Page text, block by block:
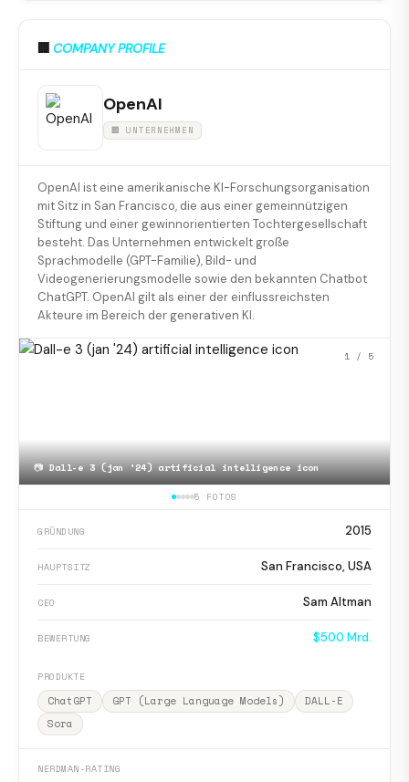
COMPANY PROFILE
OpenAI
🏢 UNTERNEHMEN
OpenAI ist eine amerikanische KI-Forschungsorganisation
mit Sitz in San Francisco, die aus einer gemeinnützigen
Stiftung und einer gewinnorientierten Tochtergesellschaft
besteht. Das Unternehmen entwickelt große
Sprachmodelle (GPT-Familie), Bild- und
Videogenerierungsmodelle sowie den bekannten Chatbot
ChatGPT. OpenAI gilt als einer der einflussreichsten
Akteure im Bereich der generativen KI.
📷Dall-e 3 (jan '24) artificial intelligence icon
1 / 5
5 FOTOS
GRÜNDUNG 2015
HAUPTSITZ San Francisco, USA
CEO Sam Altman
BEWERTUNG $500 Mrd.
PRODUKTE
ChatGPT GPT (Large Language Models)
DALL-E
Sora
NERDMAN-RATING